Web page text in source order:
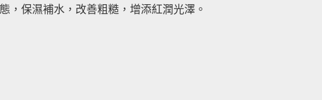
，保濕補水，改善粗糙，增添紅潤光澤。